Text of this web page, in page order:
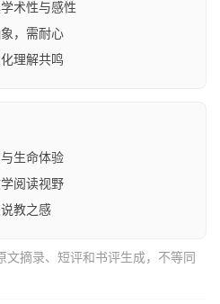
术性与感性
，需耐心
理解共鸣
生命体验
阅读视野
教之感
文摘录、短评和书评生成，不等同